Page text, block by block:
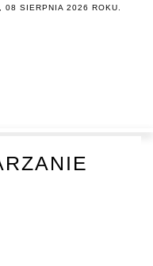
08 SIERPNIA 2026 ROKU.